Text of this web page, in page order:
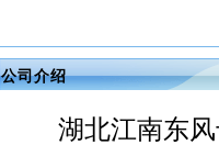
公司介绍
湖北江南东风